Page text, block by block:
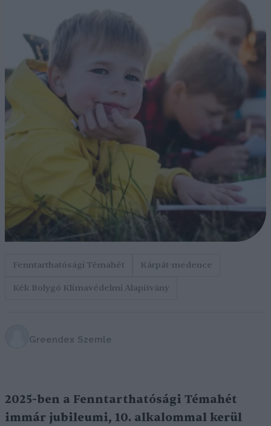
Fenntarthatósági Témahét
Kárpát-medence
Kék Bolygó Klímavédelmi Alapítvány
Greendex Szemle
2025-ben a Fenntarthatósági Témahét
immár jubileumi, 10. alkalommal kerül